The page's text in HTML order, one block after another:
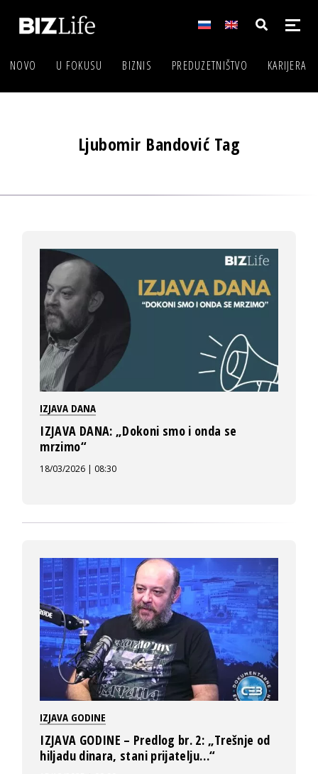
NOVO U FOKUSU BIZNIS PREDUZETNIŠTVO KARIJERA
Ljubomir Bandović Tag
IZJAVA DANA
IZJAVA DANA: „Dokoni smo i onda se
mrzimo“
18/03/2026 | 08:30
IZJAVA GODINE
IZJAVA GODINE – Predlog br. 2: „Trešnje od
hiljadu dinara, stani prijatelju…“